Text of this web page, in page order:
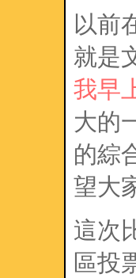
以前
就是
我早
大的
的綜
望大
這次
區投